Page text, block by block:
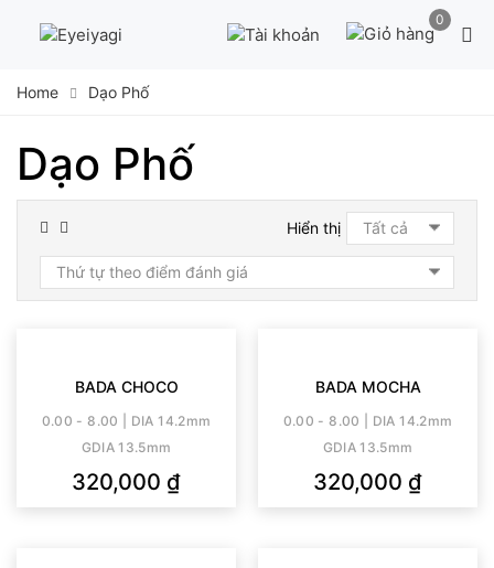
0
Home Dạo Phố
Dạo Phố
Hiển thị
BADA CHOCO
0.00 - 8.00 | DIA 14.2mm
GDIA 13.5mm
320,000 ₫
BADA MOCHA
0.00 - 8.00 | DIA 14.2mm
GDIA 13.5mm
320,000 ₫